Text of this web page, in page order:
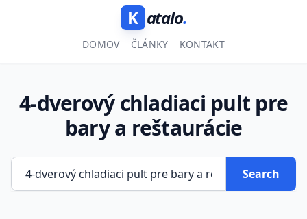
K atalo.
DOMOV ČLÁNKY KONTAKT
4-dverový chladiaci pult pre
bary a reštaurácie
Search